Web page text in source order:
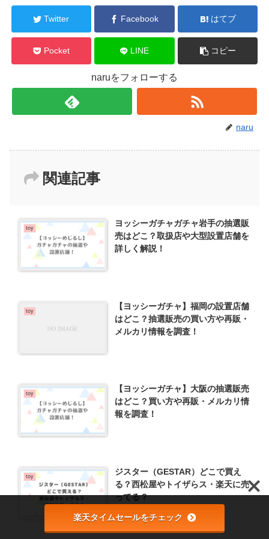
Twitter Facebook はてブ
Pocket LINE コピー
naruをフォローする
naru
関連記事
toy
ヨッシーガチャガチャ岩手の抽選販
売はどこ？取扱店や大型設置店舗を
詳しく解説！
toy
【ヨッシーガチャ】福岡の設置店舗
はどこ？抽選販売の買い方や再販・
メルカリ情報を調査！
toy
【ヨッシーガチャ】大阪の抽選販売
はどこ？買い方や再販・メルカリ情
報を調査！
toy
ジスター（GESTAR）どこで買え
る？西松屋やトイザらス・楽天に売
ってる？
楽天タイムセールをチェック